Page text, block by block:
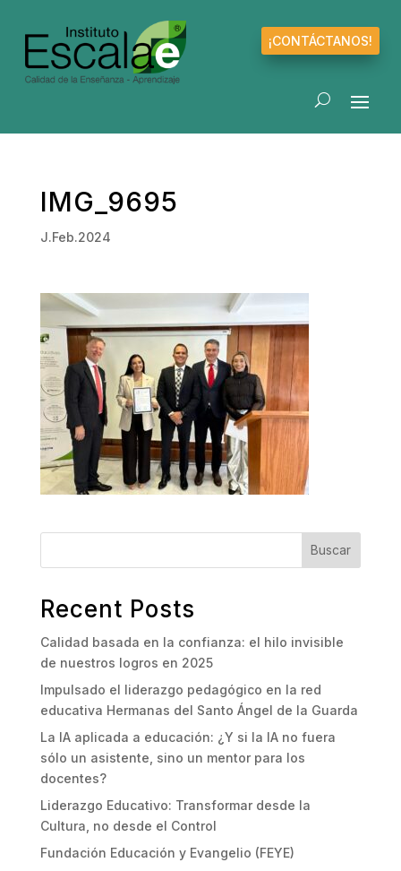
¡CONTÁCTANOS!
IMG_9695
J.Feb.2024
Buscar
Recent Posts
Calidad basada en la confianza: el hilo invisible
de nuestros logros en 2025
Impulsado el liderazgo pedagógico en la red
educativa Hermanas del Santo Ángel de la Guarda
La IA aplicada a educación: ¿Y si la IA no fuera
sólo un asistente, sino un mentor para los
docentes?
Liderazgo Educativo: Transformar desde la
Cultura, no desde el Control
Fundación Educación y Evangelio (FEYE)